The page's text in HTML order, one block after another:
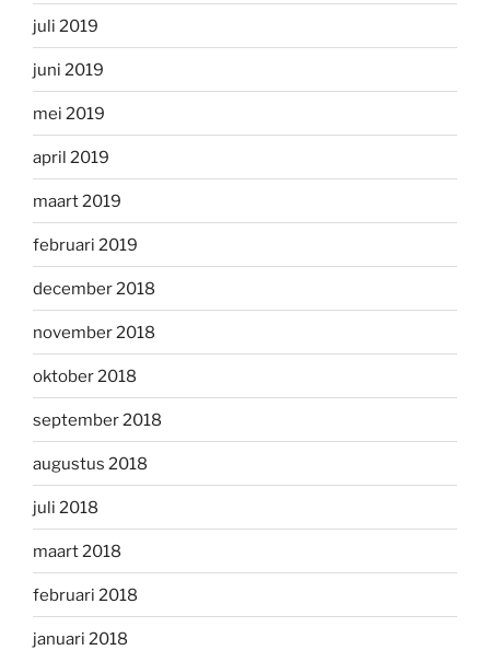
juli 2019
juni 2019
mei 2019
april 2019
maart 2019
februari 2019
december 2018
november 2018
oktober 2018
september 2018
augustus 2018
juli 2018
maart 2018
februari 2018
januari 2018